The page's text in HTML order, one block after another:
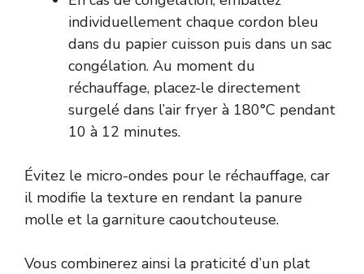
individuellement chaque cordon bleu
dans du papier cuisson puis dans un sac
congélation. Au moment du
réchauffage, placez-le directement
surgelé dans l’air fryer à 180°C pendant
10 à 12 minutes.
Évitez le micro-ondes pour le réchauffage, car
il modifie la texture en rendant la panure
molle et la garniture caoutchouteuse.
Vous combinerez ainsi la praticité d’un plat